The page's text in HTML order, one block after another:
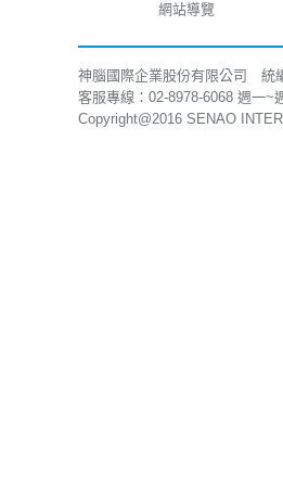
網站導覽
神腦國際企業股份有限公司 統
客服專線：02-8978-6068 週一~
Copyright@2016 SENAO